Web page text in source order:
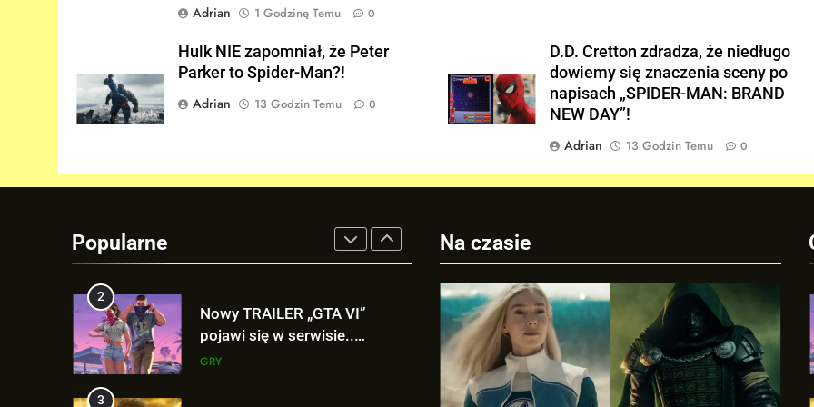
Adrian
1 Godzinę Temu 0
Hulk NIE zapomniał, że Peter
Parker to Spider-Man?!
Adrian
13 Godzin Temu 0
D.D. Cretton zdradza, że niedługo
dowiemy się znaczenia sceny po
napisach „SPIDER-MAN: BRAND
NEW DAY”!
Adrian
13 Godzin Temu 0
Popularne
Wiemy KTO stoi za
niesamowitą formą Hugh
Jackmana!
FILMY
Victora! Sue Storm będzie
2
Nowy TRAILER „GTA VI”
NETFLIX!
GRY
3
TAK może wyglądać
Na czasie